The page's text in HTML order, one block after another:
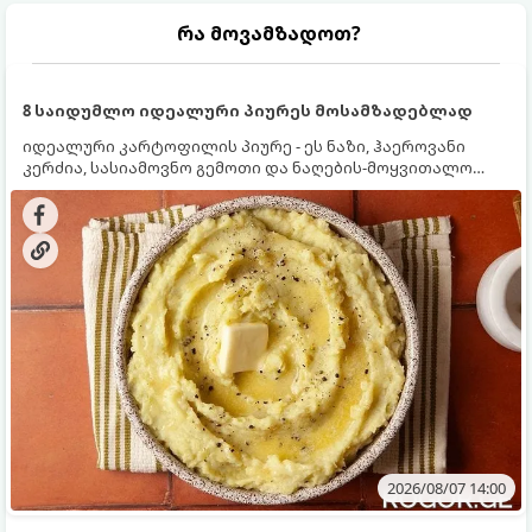
რა მოვამზადოთ?
8 საიდუმლო იდეალური პიურეს მოსამზადებლად
იდეალური კარტოფილის პიურე - ეს ნაზი, ჰაეროვანი
კერძია, სასიამოვნო გემოთი და ნაღების-მოყვითალო
ფერით. მისი მომზადება ძალიან მარტივია, მაგრამ
არსებობს რამდენიმე საიდუმლო, რომლებიც უნდა
იცოდეთ, რომ პიურე იდეალურად გემრიელი გამოვიდეს.
2026/08/07 14:00